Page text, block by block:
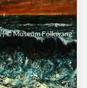
| © Museum Folkwang